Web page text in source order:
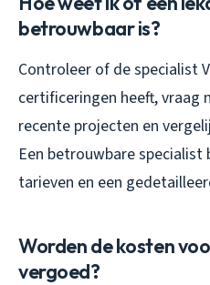
betrouwbaar is?
Controleer of de specialist
certificeringen heeft, vraag
recente projecten en
Een betrouwbare
tarieven en een
Worden de kosten
vergoed?